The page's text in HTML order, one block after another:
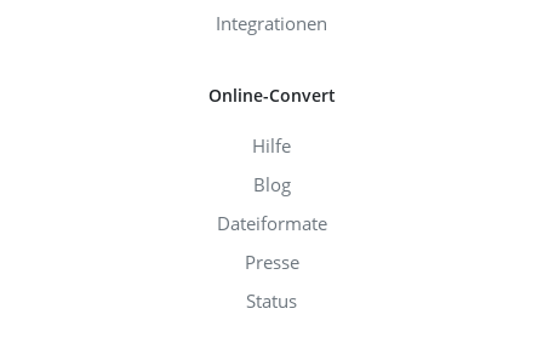
Integrationen
Online-Convert
Hilfe
Blog
Dateiformate
Presse
Status